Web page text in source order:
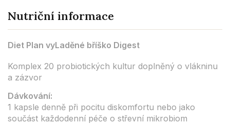
Nutriční informace
Diet Plan vyLaděné bříško Digest
Komplex 20 probiotických kultur doplněný o vlákninu
a zázvor
Dávkování:
1 kapsle denně při pocitu diskomfortu nebo jako
součást každodenní péče o střevní mikrobiom